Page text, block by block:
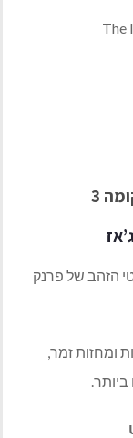
The
3
הזהב של פרנק
ומחזות זמר,
ביותר.